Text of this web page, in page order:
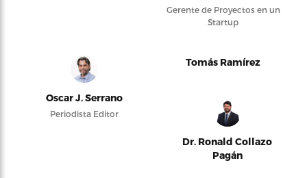
Gerente de Proyectos en un
Startup
Oscar J. Serrano
Periodista Editor
Tomás Ramírez
Dr. Ronald Collazo
Pagán